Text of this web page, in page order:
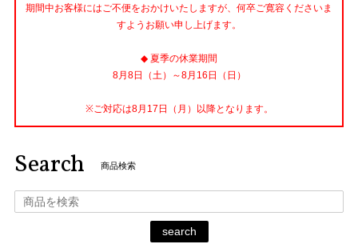
期間中お客様にはご不便をおかけいたしますが、何卒ご寛容くださいま
すようお願い申し上げます。
◆ 夏季の休業期間
8月8日（土）～8月16日（日）
※ご対応は8月17日（月）以降となります。
Search 商品検索
search